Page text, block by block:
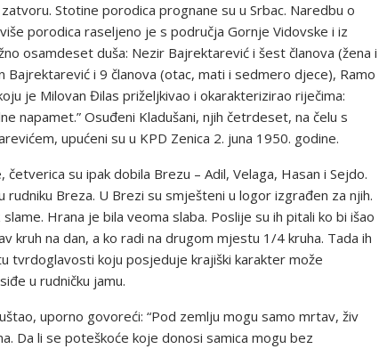
Stotine porodica prognane su u Srbac. Naredbu o
porodica raseljeno je s područja Gornje Vidovske i iz
osamdeset duša: Nezir Bajrektarević i šest članova (žena i
i 9 članova (otac, mati i sedmero djece), Ramo
je Milovan Đilas priželjkivao i okarakterizirao riječima:
napamet.” Osuđeni Kladušani, njih četrdeset, na čelu s
upućeni su u KPD Zenica 2. juna 1950. godine.
su ipak dobila Brezu – Adil, Velaga, Hasan i Sejdo.
Breza. U Brezi su smješteni u logor izgrađen za njih.
Hrana je bila veoma slaba. Poslije su ih pitali ko bi išao
kruh na dan, a ko radi na drugom mjestu 1/4 kruha. Tada ih
tvrdoglavosti koju posjeduje krajiški karakter može
u rudničku jamu.
uporno govoreći: “Pod zemlju mogu samo mrtav, živ
Da li se poteškoće koje donosi samica mogu bez